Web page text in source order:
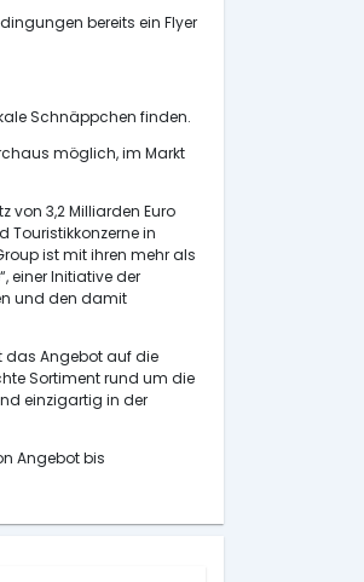
bereits ein Flyer
Schnäppchen finden.
möglich, im Markt
von 3,2 Milliarden Euro
Touristikkonzerne in
ist mit ihren mehr als
einer Initiative der
und den damit
das Angebot auf die
Sortiment rund um die
einzigartig in der
Angebot bis